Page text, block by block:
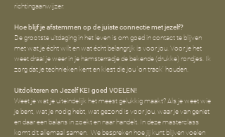
richtingaanwijzer.
Hoe blijf je afstemmen op de juiste connectie met jezelf?
De grootste uitdaging in het leven is om goed in contact te blijven
met wat je écht wilt en wat écht belangrijk is voor jou. Voor je het
weet draai je weer in je hamsterradje de bekende (drukke) rondjes. Ik
zorg dat je technieken kent en kiest die jou ‘on track’ houden.
Uitdokteren en Jezelf KEI goed VOELEN!
Weet je wat je uiteindelijk het meest gelukkig maakt? Als je weet wie
je bent, wat je nodig hebt, wat gezond is voor jou, waar je van geniet
en daar een balans in zoekt en naar handelt. In deze masterclass
komt dit allemaal samen. We bespreken hoe jij kunt blijven voelen